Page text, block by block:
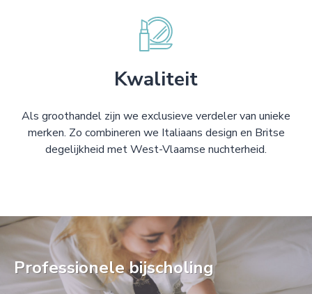
Kwaliteit
Als groothandel zijn we exclusieve verdeler van unieke
merken. Zo combineren we Italiaans design en Britse
degelijkheid met West-Vlaamse nuchterheid.
Professionele bijscholing